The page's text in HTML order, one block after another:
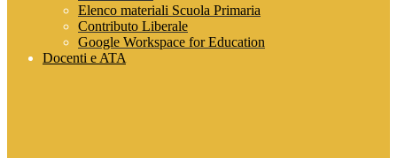
Elenco materiali Scuola Primaria
Contributo Liberale
Google Workspace for Education
Docenti e ATA